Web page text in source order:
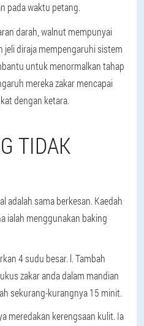
pada waktu petang.
darah, walnut mempunyai
diraja mempengaruhi sistem
untuk menormalkan tahap
mereka zakar mencapai
dengan ketara.
TIDAK
adalah sama berkesan. Kaedah
ialah menggunakan baking
4 sudu besar. l. Tambah
zakar anda dalam mandian
sekurang-kurangnya 15 minit.
meredakan kerengsaan kulit. Ia